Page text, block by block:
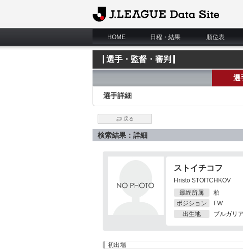
J.League Data Site
HOME 日程・結果 順位表
選手・監督・審判
選
選手詳細
戻る
検索結果：詳細
ストイチコフ
Hristo STOITCHKOV
最終所属
柏
ポジション
FW
出生地
ブルガリア
初出場